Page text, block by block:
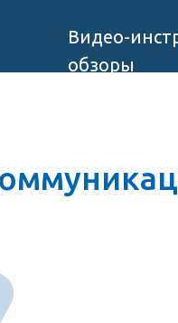
Видео-
обзоры